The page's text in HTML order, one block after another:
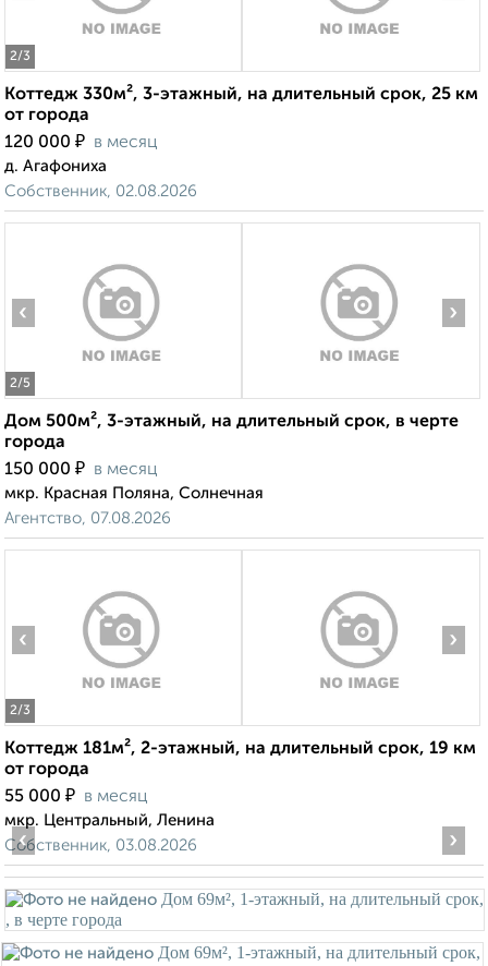
2/3
Коттедж 330м², 3-этажный, на длительный срок, 25 км
от города
120 000 ₽ в месяц
д. Агафониха
Собственник, 02.08.2026
2/5
‹ ›
Дом 500м², 3-этажный, на длительный срок, в черте
города
150 000 ₽ в месяц
мкр. Красная Поляна, Солнечная
Агентство, 07.08.2026
2/3
‹ ›
Коттедж 181м², 2-этажный, на длительный срок, 19 км
от города
55 000 ₽ в месяц
мкр. Центральный, Ленина
Собственник, 03.08.2026
‹ ›